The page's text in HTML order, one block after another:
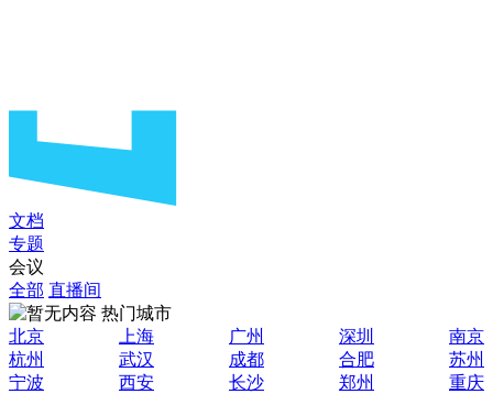
文档
专题
会议
全部 直播间
热门城市
北京
上海 广州 深圳
南京
杭州
武汉 成都 合肥
苏州
宁波
西安 长沙 郑州
重庆